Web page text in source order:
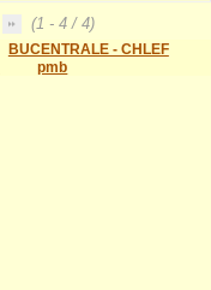
(1 - 4 / 4)
BUCENTRALE - CHLEF
pmb